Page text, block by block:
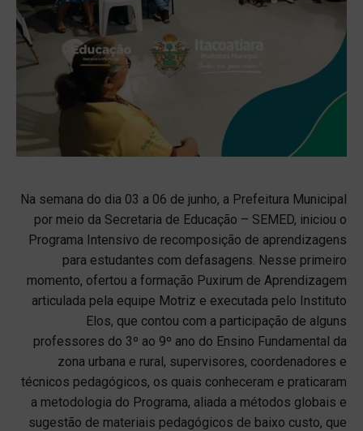
Na semana do dia 03 a 06 de junho, a Prefeitura Municipal
por meio da Secretaria de Educação – SEMED, iniciou o
Programa Intensivo de recomposição de aprendizagens
para estudantes com defasagens. Nesse primeiro
momento, ofertou a formação Puxirum de Aprendizagem
articulada pela equipe Motriz e executada pelo Instituto
Elos, que contou com a participação de alguns
professores do 3º ao 9º ano do Ensino Fundamental da
zona urbana e rural, supervisores, coordenadores e
técnicos pedagógicos, os quais conheceram e praticaram
a metodologia do Programa, aliada a métodos globais e
sugestão de materiais pedagógicos de baixo custo, que